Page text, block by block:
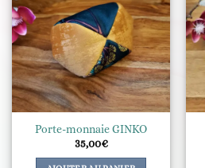
Porte-monnaie GINKO
35,00€